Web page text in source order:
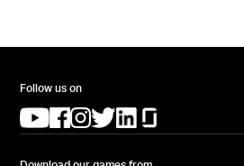
Follow us on
(opens in a new tab)
(opens in a new tab)
(opens in a new tab)
(opens in a new tab)
(opens in a new tab)